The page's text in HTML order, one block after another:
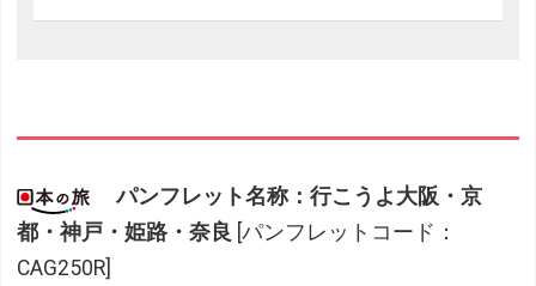
パンフレット名称：行こうよ大阪・京
都・神戸・姫路・奈良 [パンフレットコード：
CAG250R]